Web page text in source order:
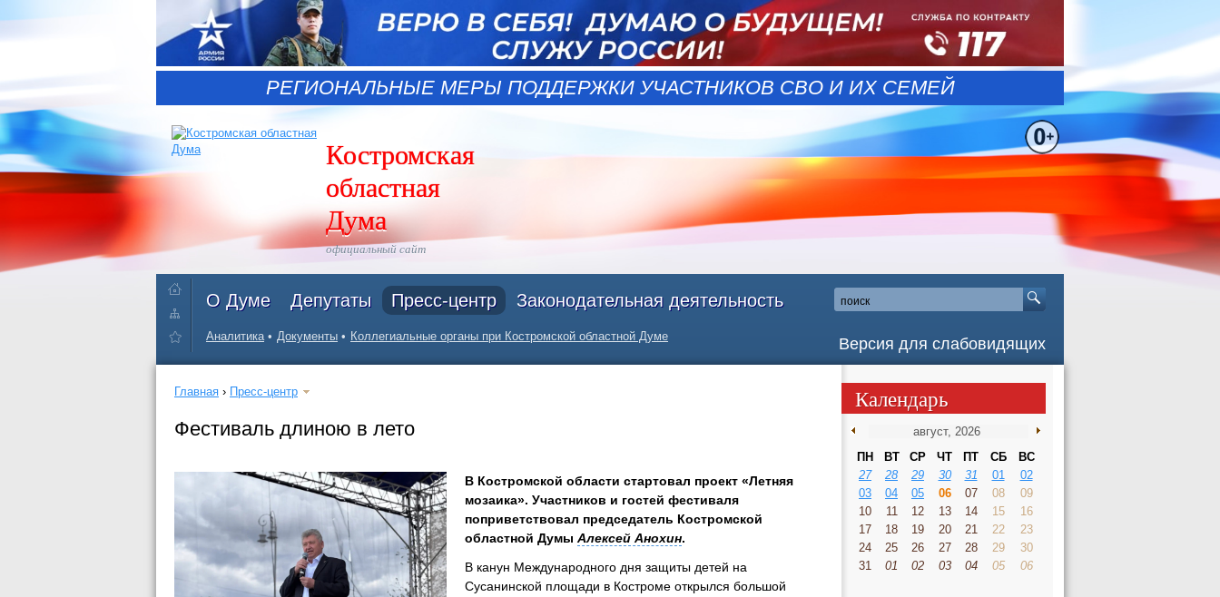
РЕГИОНАЛЬНЫЕ МЕРЫ ПОДДЕРЖКИ УЧАСТНИКОВ СВО И ИХ СЕМЕЙ
Костромская
областная
Дума
официальный сайт
Версия для слабовидящих
О Думе Депутаты Пресс-центр Законодательная деятельность
Аналитика Документы Коллегиальные органы при Костромской областной Думе
Главная › Пресс-центр
Фестиваль длиною в лето
В Костромской области стартовал проект «Летняя
мозаика». Участников и гостей фестиваля
поприветствовал председатель Костромской
областной Думы Алексей Анохин.
В канун Международного дня защиты детей на
Сусанинской площади в Костроме открылся большой
Календарь
ПН ВТ СР ЧТ ПТ СБ
ВС
27
28 29 30 31 01
02
03
04 05 06 07 08
09
10
11 12 13 14 15
16
17
18 19 20 21 22
23
24
25 26 27 28 29
30
31
01 02 03 04 05 06